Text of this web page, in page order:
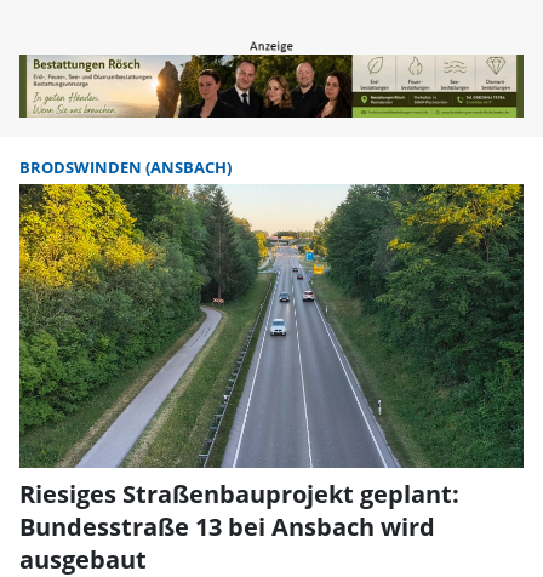
BRODSWINDEN (ANSBACH)
Riesiges Straßenbauprojekt geplant:
Bundesstraße 13 bei Ansbach wird
ausgebaut